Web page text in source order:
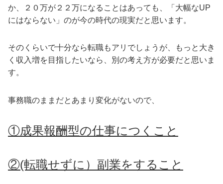
か、２０万が２２万になることはあっても、「大幅なUP
にはならない」のが今の時代の現実だと思います。
そのくらいで十分なら転職もアリでしょうが、もっと大き
く収入増を目指したいなら、別の考え方が必要だと思いま
す。
事務職のままだとあまり変化がないので、
①成果報酬型の仕事につくこと
②(転職せずに）副業をすること